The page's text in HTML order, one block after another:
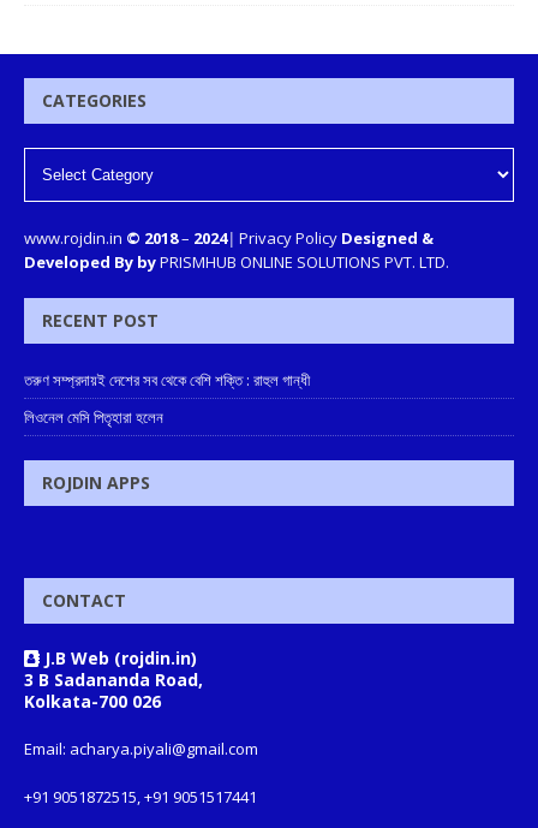
CATEGORIES
www.rojdin.in © 2018– 2024| Privacy Policy Designed &
Developed By byPRISMHUB ONLINE SOLUTIONS PVT. LTD.
RECENT POST
তরুণ সম্প্রদায়ই দেশের সব থেকে বেশি শক্তি : রাহুল গান্ধী
লিওনেল মেসি পিতৃহারা হলেন
ROJDIN APPS
CONTACT
J.B Web (rojdin.in)
3 B Sadananda Road,
Kolkata-700 026
Email: acharya.piyali@gmail.com
+91 9051872515, +91 9051517441